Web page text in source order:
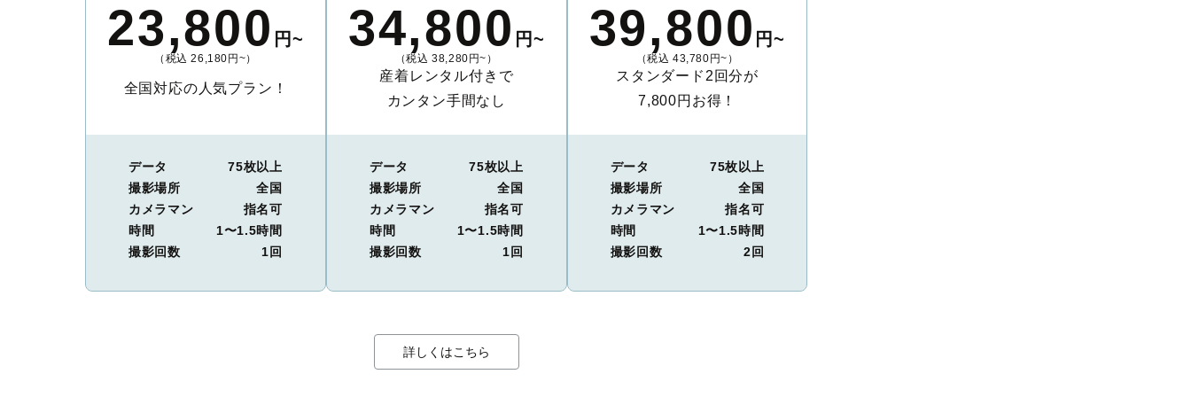
23,800 円~
（税込 26,180円~）
全国対応の人気プラン！
データ
75枚以上
撮影場所
全国
カメラマン
指名可
時間
1〜1.5時間
撮影回数
1回
34,800 円~
（税込 38,280円~）
産着レンタル付きで
カンタン手間なし
データ
75枚以上
撮影場所
全国
カメラマン
指名可
時間
1〜1.5時間
撮影回数
1回
39,800 円~
（税込 43,780円~）
スタンダード2回分が
7,800円お得！
データ
75枚以上
撮影場所
全国
カメラマン
指名可
時間
1〜1.5時間
撮影回数
2回
詳しくはこちら